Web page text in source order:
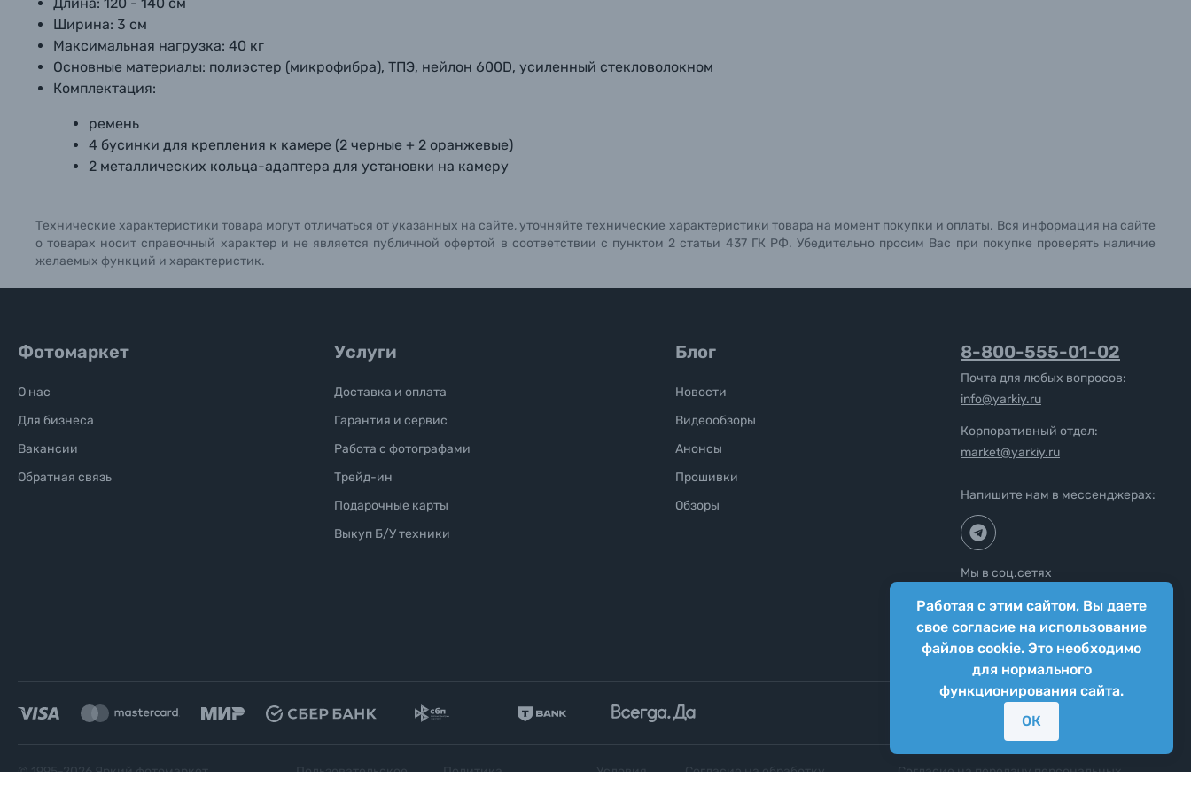
Ширина: 3 см
Максимальная нагрузка: 40 кг
Основные материалы: полиэстер (микрофибра), ТПЭ, нейлон 600D, усиленный стекловолокном
Комплектация:
ремень
4 бусинки для крепления к камере (2 черные + 2 оранжевые)
2 металлических кольца-адаптера для установки на камеру
Технические характеристики товара могут отличаться от указанных на сайте, уточняйте технические характеристики товара на момент покупки и оплаты. Вся информация на сайте
о товарах носит справочный характер и не является публичной офертой в соответствии с пунктом 2 статьи 437 ГК РФ. Убедительно просим Вас при покупке проверять наличие
желаемых функций и характеристик.
Работая с этим сайтом, Вы даете
свое согласие на использование
файлов cookie. Это необходимо
для нормального
функционирования сайта.
ОК
Фотомаркет
О нас
Для бизнеса
Вакансии
Обратная связь
Услуги
Доставка и оплата
Гарантия и сервис
Работа с фотографами
Трейд-ин
Подарочные карты
Выкуп Б/У техники
Блог
Новости
Видеообзоры
Анонсы
Прошивки
Обзоры
8-800-555-01-02
Почта для любых вопросов:
info@yarkiy.ru
Корпоративный отдел:
market@yarkiy.ru
Напишите нам в мессенджерах:
Мы в соц.сетях
© 1995-2026Яркий фотомаркет
Пользовательское
Политика
Условия
Согласие на обработку
Согласие на передачу персональных